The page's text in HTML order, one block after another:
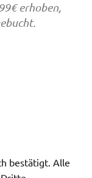
erhoben,
bestätigt. Alle